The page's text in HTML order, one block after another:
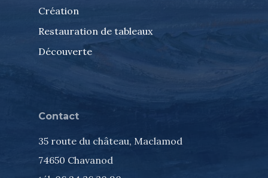
Création
Restauration de tableaux
Découverte
Contact
35 route du château, Maclamod
74650 Chavanod